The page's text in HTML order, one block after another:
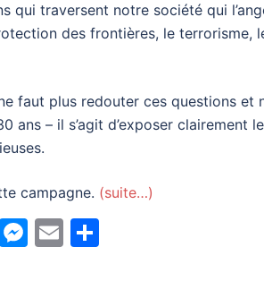
qui traversent notre société qui
des frontières, le terrorisme,
faut plus redouter ces questions
ans – il s’agit d’exposer clairement
campagne. (suite…)
Telegram
Messenger
Email